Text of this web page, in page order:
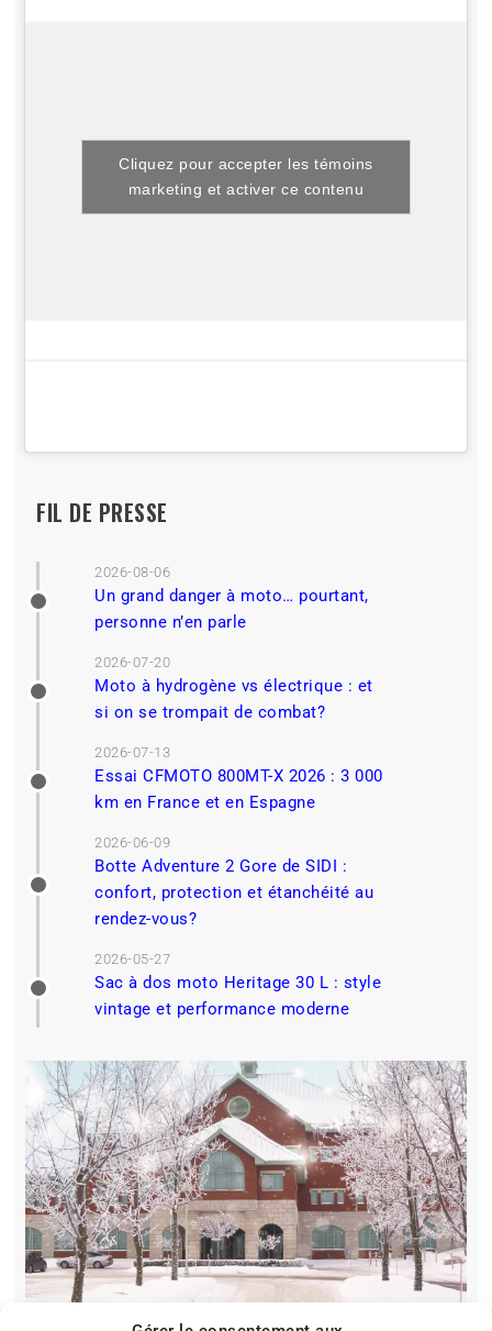
Cliquez pour accepter les témoins
marketing et activer ce contenu
FIL DE PRESSE
2026-08-06
Un grand danger à moto… pourtant,
personne n’en parle
2026-07-20
Moto à hydrogène vs électrique : et
si on se trompait de combat?
2026-07-13
Essai CFMOTO 800MT-X 2026 : 3 000
km en France et en Espagne
2026-06-09
Botte Adventure 2 Gore de SIDI :
confort, protection et étanchéité au
rendez-vous?
2026-05-27
Sac à dos moto Heritage 30 L : style
vintage et performance moderne